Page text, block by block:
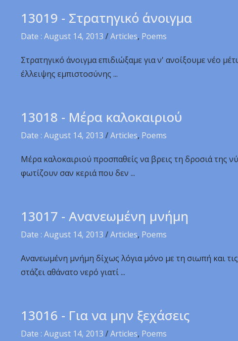
13019 - Στρατηγικό άνοιγμα
Date : August 14, 2013 /Articles, Poems
Στρατηγικό άνοιγμα επιδιώξαμε για ν' ανοίξουμε νέο
έλλειψης εμπιστοσύνης ...
13018 - Μέρα καλοκαιριού
Date : August 14, 2013 /Articles, Poems
Μέρα καλοκαιριού προσπαθείς να βρεις τη δροσιά της
φωτίζουν σαν κεριά που δεν ...
13017 - Ανανεωμένη μνήμη
Date : August 14, 2013 /Articles, Poems
Ανανεωμένη μνήμη δίχως λόγια μόνο με τη σιωπή και
στάζει αθάνατο νερό γιατί ...
13016 - Για να μην ξεχάσεις
Date : August 14, 2013 /Articles, Poems